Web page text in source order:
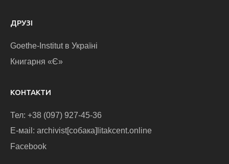
ДРУЗІ
Goethe-Institut в Україні
Книгарня «Є»
КОНТАКТИ
Тел: +38 (097) 927-45-36
E-маіl: archivist[собака]litakcent.online
Facebook